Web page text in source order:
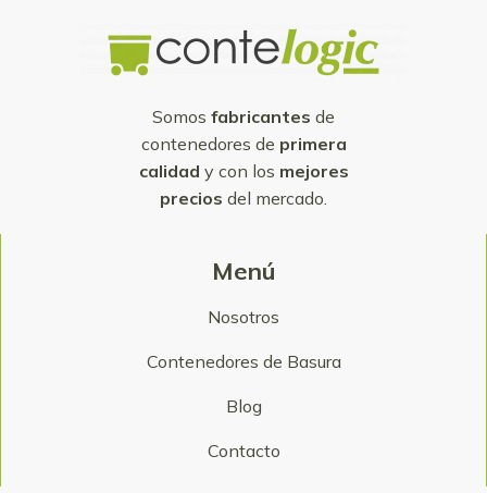
Somos fabricantes de
contenedores de primera
calidad y con los mejores
precios del mercado.
Menú
Nosotros
Contenedores de Basura
Blog
Contacto